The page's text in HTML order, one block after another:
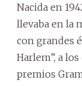
Nacida en
llevaba en la
con grandes
Harlem”, a
premios